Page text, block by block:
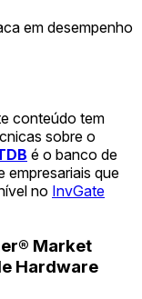
em desempenho
conteúdo tem
sobre o
é o banco de
empresariais que
no InvGate
Market
Hardware